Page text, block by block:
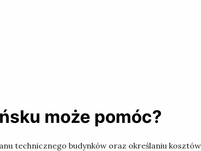
może pomóc?
technicznego budynków oraz określaniu